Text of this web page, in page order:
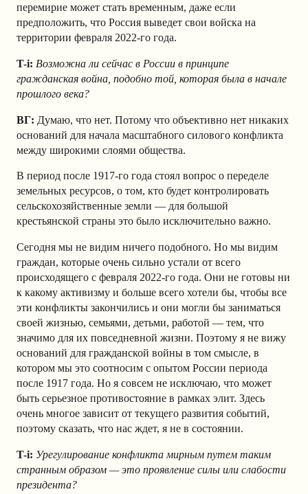
перемирие может стать временным, даже если
предположить, что Россия выведет свои войска на
территории февраля 2022-го года.
T-i: Возможна ли сейчас в России в принципе
гражданская война, подобно той, которая была в начале
прошлого века?
ВГ: Думаю, что нет. Потому что объективно нет никаких
оснований для начала масштабного силового конфликта
между широкими слоями общества.
В период после 1917-го года стоял вопрос о переделе
земельных ресурсов, о том, кто будет контролировать
сельскохозяйственные земли — для большой
крестьянской страны это было исключительно важно.
Сегодня мы не видим ничего подобного. Но мы видим
граждан, которые очень сильно устали от всего
происходящего с февраля 2022-го года. Они не готовы ни
к какому активизму и больше всего хотели бы, чтобы все
эти конфликты закончились и они могли бы заниматься
своей жизнью, семьями, детьми, работой — тем, что
значимо для их повседневной жизни. Поэтому я не вижу
оснований для гражданской войны в том смысле, в
котором мы это соотносим с опытом России периода
после 1917 года. Но я совсем не исключаю, что может
быть серьезное противостояние в рамках элит. Здесь
очень многое зависит от текущего развития событий,
поэтому сказать, что нас ждет, я не в состоянии.
T-i: Урегулирование конфликта мирным путем таким
странным образом — это проявление силы или слабости
президента?